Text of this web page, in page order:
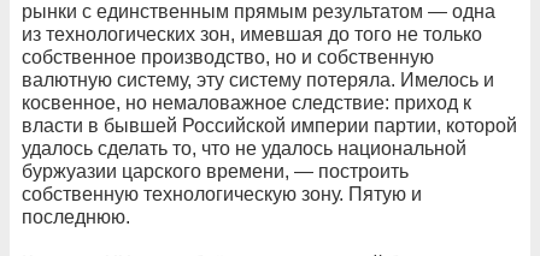
рынки с единственным прямым результатом — одна
из технологических зон, имевшая до того не только
собственное производство, но и собственную
валютную систему, эту систему потеряла. Имелось и
косвенное, но немаловажное следствие: приход к
власти в бывшей Российской империи партии, которой
удалось сделать то, что не удалось национальной
буржуазии царского времени, — построить
собственную технологическую зону. Пятую и
последнюю.